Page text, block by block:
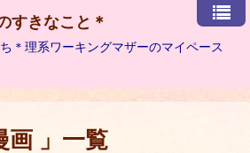
すきなこと＊
＊理系ワーキングマザーのマイペース
画 」一覧